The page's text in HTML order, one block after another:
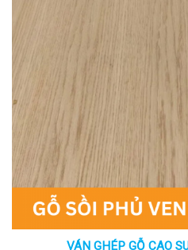
VÁN GHÉP GỖ CAO